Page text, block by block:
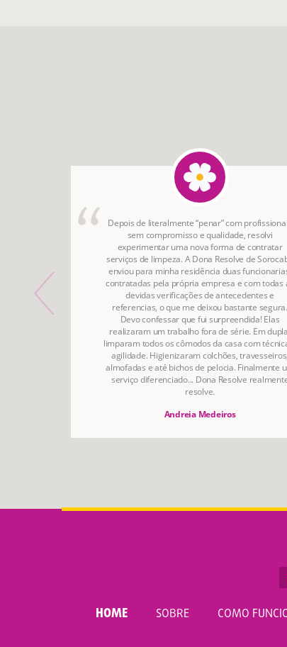
Depois de literalmente “penar” com
sem compromisso e qualidade, resolvi
experimentar uma nova forma de contratar
serviços de limpeza. A Dona Resolve de
enviou para minha residência duas
contratadas pela própria empresa e com todas
devidas verificações de antecedentes e
referencias, o que me deixou bastante segura.
Devo confessar que fui surpreendida! Elas
realizaram um trabalho fora de série. Em
limparam todos os cômodos da casa com
agilidade. Higienizaram colchões, travesseiros,
almofadas e até bichos de pelocia. Finalmente
serviço diferenciado... Dona Resolve
resolve.
Andreia Medeiros
HOME SOBRE COMO